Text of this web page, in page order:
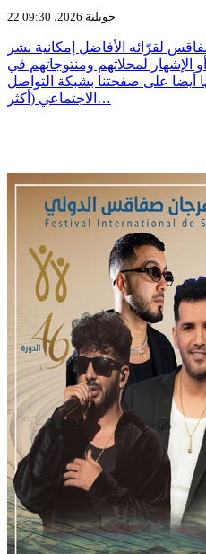
22 جويلية 2026، 09:30
لقرّائه الأفاضل إمكانية نشر
أو الإشهار لمحلاتهم ومنتوجاتهم في
أيضا على صفحتنا بشبكة التواصل
الاجتماعي (أكثر…